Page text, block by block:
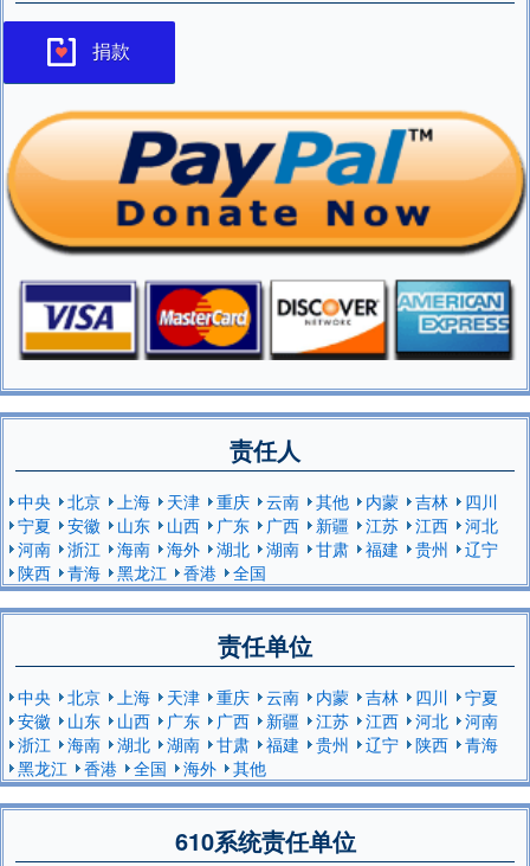
捐款
责任人
中央 北京 上海 天津 重庆 云南 其他 内蒙 吉林
四川
宁夏
安徽 山东 山西 广东 广西 新疆 江苏 江西
河北
河南
浙江 海南 海外 湖北 湖南 甘肃 福建 贵州
辽宁
陕西
青海 黑龙江 香港 全国
责任单位
中央 北京 上海 天津 重庆 云南 内蒙 吉林 四川
宁夏
安徽
山东 山西 广东 广西 新疆 江苏 江西 河北
河南
浙江
海南 湖北 湖南 甘肃 福建 贵州 辽宁 陕西
青海
黑龙江
香港 全国 海外 其他
610系统责任单位